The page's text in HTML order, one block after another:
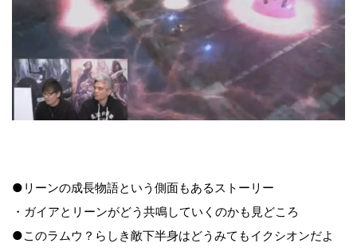
●リーンの成長物語という側面もあるストーリー
・ガイアとリーンがどう共鳴していくのかも見どころ
●このラムウ？らしき敵下半身はどうみてもイクシオンだよ